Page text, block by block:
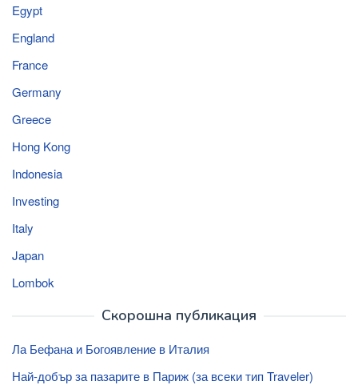
Egypt
England
France
Germany
Greece
Hong Kong
Indonesia
Investing
Italy
Japan
Lombok
Скорошна публикация
Ла Бефана и Богоявление в Италия
Най-добър за пазарите в Париж (за всеки тип Traveler)